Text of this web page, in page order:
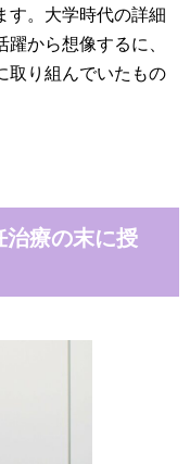
す。大学時代の詳細
から想像するに、
取り組んでいたもの
治療の末に授